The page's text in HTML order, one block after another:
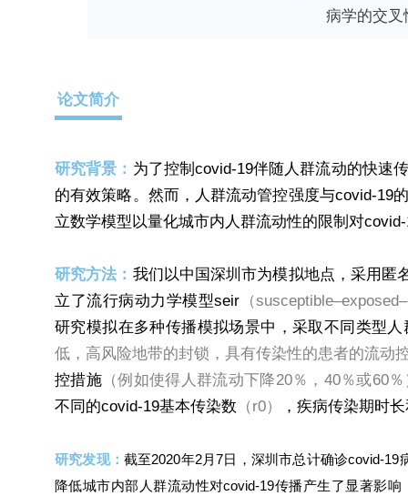
病学的交叉
论文简介
研究背景： 为了控制covid-19伴随人群流动的快速
的有效策略。然而，人群流动管控强度与covid-19
立数学模型以量化城市内人群流动性的限制对
研究方法： 我们以中国深圳市为模拟地点，采用匿
立了流行病动力学模型seir （
研究模拟在多种传播模拟场景中，采取不同类型
低，高风险地带的封锁，具有传染性的患者的流动
控措施 （例如使得人群流动下降20％，40％或60
不同的covid-19基本传染数 （r0） ，疾病传染期时
研究发现：截至2020年2月7日，深圳市总计确诊covid-19
降低城市内部人群流动性对covid-19传播产生了显著影响